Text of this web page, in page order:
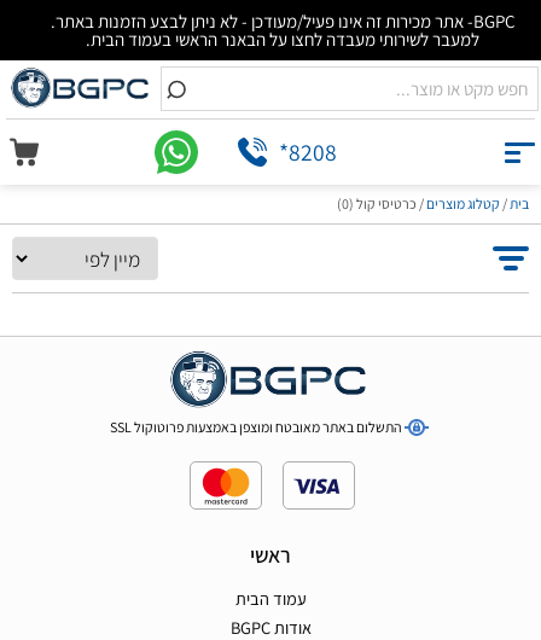
BGPC- אתר מכירות זה אינו פעיל/מעודכן - לא ניתן לבצע הזמנות באתר.
למעבר לשירותי מעבדה לחצו על הבאנר הראשי בעמוד הבית.
*8208
בית/ קטלוג מוצרים/ כרטיסי קול (0)
התשלום באתר מאובטח ומוצפן באמצעות פרוטוקול SSL
ראשי
עמוד הבית
אודות BGPC